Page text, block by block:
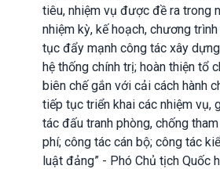
tiêu, nhiệm vụ được đề ra trong
nhiệm kỳ, kế hoạch, chương
tục đẩy mạnh công tác xây
hệ thống chính trị; hoàn thiện tổ
biên chế gắn với cải cách hành
tiếp tục triển khai các nhiệm vụ,
tác đấu tranh phòng, chống
phí; công tác cán bộ; công tác
luật đảng” - Phó Chủ tịch Quốc